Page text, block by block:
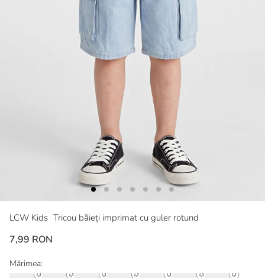
LCW Kids Tricou băieți imprimat cu guler rotund
7,99 RON
Mărimea: